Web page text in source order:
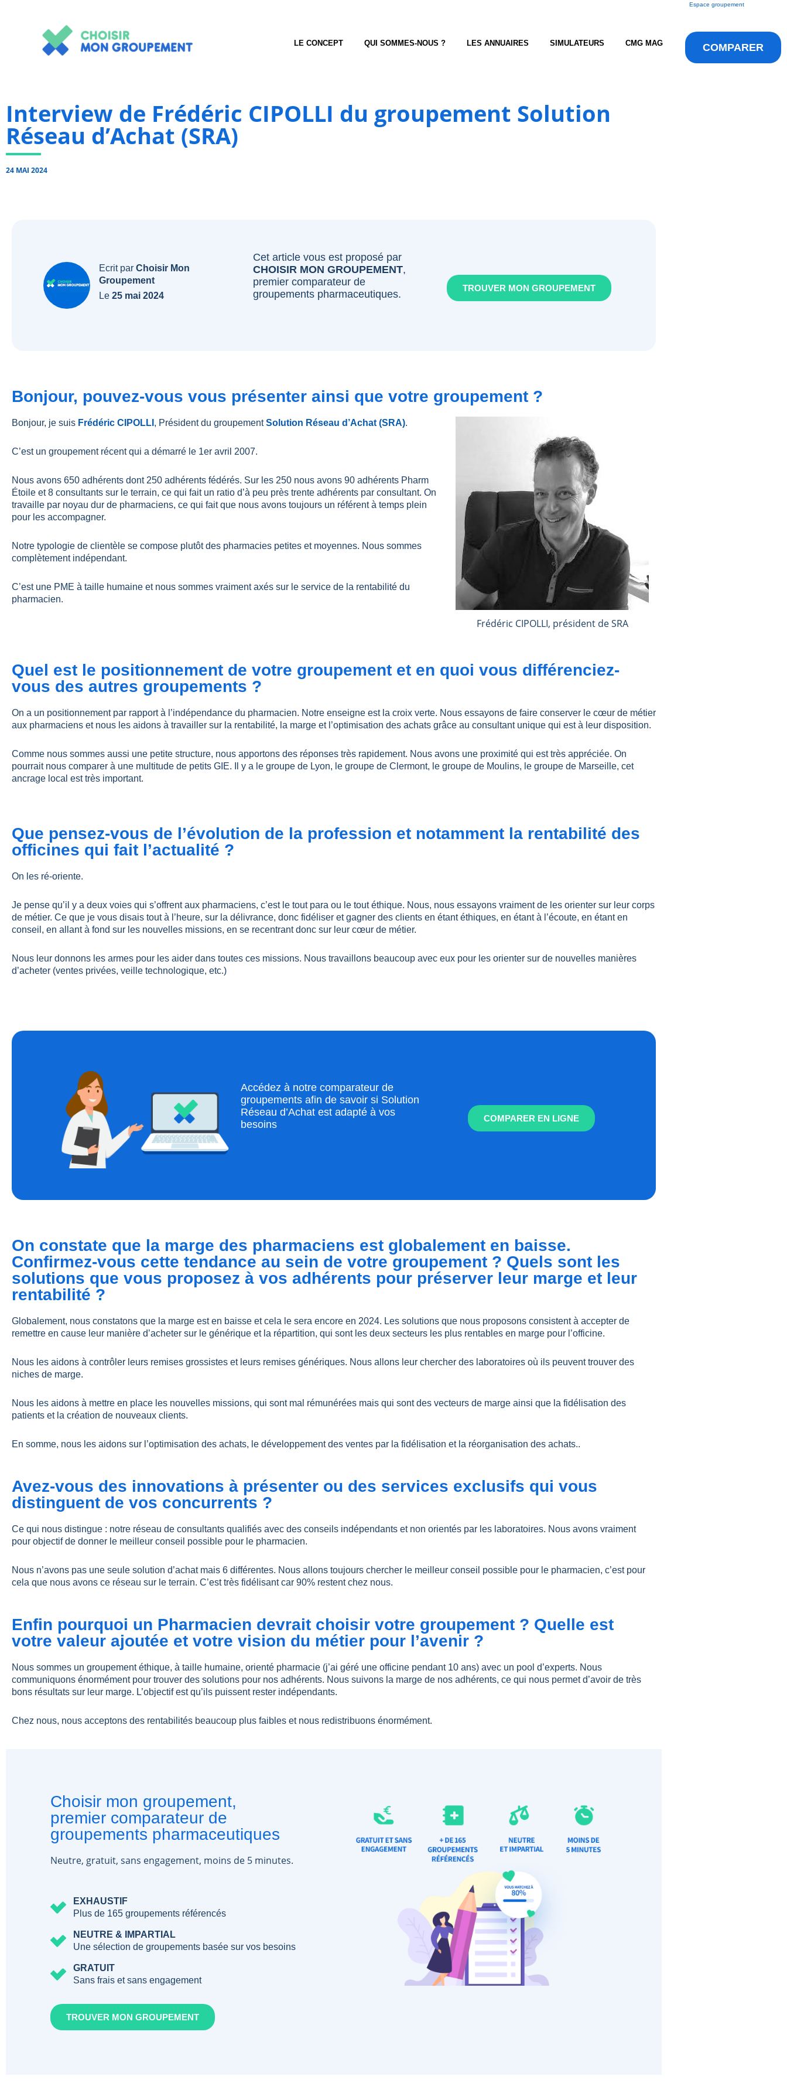
Espace groupement
LE CONCEPT QUI SOMMES-NOUS ? LES ANNUAIRES SIMULATEURS CMG MAG COMPARER
Interview de Frédéric CIPOLLI du groupement Solution
Réseau d’Achat (SRA)
24 MAI 2024
Ecrit par Choisir Mon
Groupement
Le 25 mai 2024
Cet article vous est proposé par
CHOISIR MON GROUPEMENT,
premier comparateur de
groupements pharmaceutiques.
TROUVER MON GROUPEMENT
Bonjour, pouvez-vous vous présenter ainsi que votre groupement ?
Bonjour, je suis Frédéric CIPOLLI , Président du groupementSolution Réseau d’Achat (SRA).
C’est un groupement récent qui a démarré le 1er avril 2007.
Nous avons 650 adhérents dont 250 adhérents fédérés. Sur les 250 nous avons 90 adhérents Pharm
Étoile et 8 consultants sur le terrain, ce qui fait un ratio d’à peu près trente adhérents par consultant. On
travaille par noyau dur de pharmaciens, ce qui fait que nous avons toujours un référent à temps plein
pour les accompagner.
Notre typologie de clientèle se compose plutôt des pharmacies petites et moyennes. Nous sommes
complètement indépendant.
C’est une PME à taille humaine et nous sommes vraiment axés sur le service de la rentabilité du
pharmacien.
Frédéric CIPOLLI, président de SRA
Quel est le positionnement de votre groupement et en quoi vous différenciez-
vous des autres groupements ?
On a un positionnement par rapport à l’indépendance du pharmacien. Notre enseigne est la croix verte. Nous essayons de faire conserver le cœur de métier
aux pharmaciens et nous les aidons à travailler sur la rentabilité, la marge et l’optimisation des achats grâce au consultant unique qui est à leur disposition.
Comme nous sommes aussi une petite structure, nous apportons des réponses très rapidement. Nous avons une proximité qui est très appréciée. On
pourrait nous comparer à une multitude de petits GIE. Il y a le groupe de Lyon, le groupe de Clermont, le groupe de Moulins, le groupe de Marseille, cet
ancrage local est très important.
Que pensez-vous de l’évolution de la profession et notamment la rentabilité des
officines qui fait l’actualité ?
On les ré-oriente.
Je pense qu’il y a deux voies qui s’offrent aux pharmaciens, c’est le tout para ou le tout éthique. Nous, nous essayons vraiment de les orienter sur leur corps
de métier. Ce que je vous disais tout à l’heure, sur la délivrance, donc fidéliser et gagner des clients en étant éthiques, en étant à l’écoute, en étant en
conseil, en allant à fond sur les nouvelles missions, en se recentrant donc sur leur cœur de métier.
Nous leur donnons les armes pour les aider dans toutes ces missions. Nous travaillons beaucoup avec eux pour les orienter sur de nouvelles manières
d’acheter (ventes privées, veille technologique, etc.)
Accédez à notre comparateur de
groupements afin de savoir si Solution
Réseau d’Achat est adapté à vos
besoins
COMPARER EN LIGNE
On constate que la marge des pharmaciens est globalement en baisse.
Confirmez-vous cette tendance au sein de votre groupement ? Quels sont les
solutions que vous proposez à vos adhérents pour préserver leur marge et leur
rentabilité ?
Globalement, nous constatons que la marge est en baisse et cela le sera encore en 2024. Les solutions que nous proposons consistent à accepter de
remettre en cause leur manière d’acheter sur le générique et la répartition, qui sont les deux secteurs les plus rentables en marge pour l’officine.
Nous les aidons à contrôler leurs remises grossistes et leurs remises génériques. Nous allons leur chercher des laboratoires où ils peuvent trouver des
niches de marge.
Nous les aidons à mettre en place les nouvelles missions, qui sont mal rémunérées mais qui sont des vecteurs de marge ainsi que la fidélisation des
patients et la création de nouveaux clients.
En somme, nous les aidons sur l’optimisation des achats, le développement des ventes par la fidélisation et la réorganisation des achats..
Avez-vous des innovations à présenter ou des services exclusifs qui vous
distinguent de vos concurrents ?
Ce qui nous distingue : notre réseau de consultants qualifiés avec des conseils indépendants et non orientés par les laboratoires. Nous avons vraiment
pour objectif de donner le meilleur conseil possible pour le pharmacien.
Nous n’avons pas une seule solution d’achat mais 6 différentes. Nous allons toujours chercher le meilleur conseil possible pour le pharmacien, c’est pour
cela que nous avons ce réseau sur le terrain. C’est très fidélisant car 90% restent chez nous.
Enfin pourquoi un Pharmacien devrait choisir votre groupement ? Quelle est
votre valeur ajoutée et votre vision du métier pour l’avenir ?
Nous sommes un groupement éthique, à taille humaine, orienté pharmacie (j’ai géré une officine pendant 10 ans) avec un pool d’experts. Nous
communiquons énormément pour trouver des solutions pour nos adhérents. Nous suivons la marge de nos adhérents, ce qui nous permet d’avoir de très
bons résultats sur leur marge. L’objectif est qu’ils puissent rester indépendants.
Chez nous, nous acceptons des rentabilités beaucoup plus faibles et nous redistribuons énormément.
Choisir mon groupement,
premier comparateur de
groupements pharmaceutiques
Neutre, gratuit, sans engagement, moins de 5 minutes.
EXHAUSTIF
Plus de 165 groupements référencés
NEUTRE & IMPARTIAL
Une sélection de groupements basée sur vos besoins
GRATUIT
Sans frais et sans engagement
TROUVER MON GROUPEMENT